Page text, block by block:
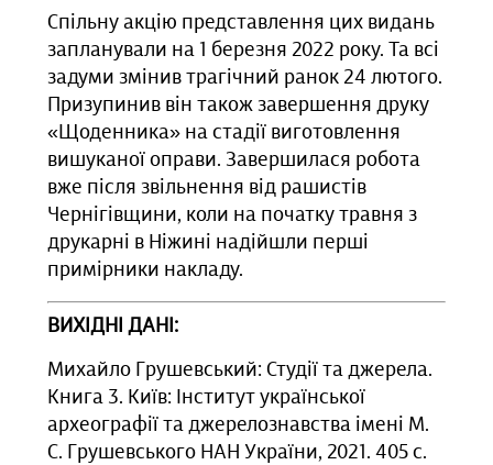
Спільну акцію представлення цих видань
запланували на 1 березня 2022 року. Та всі
задуми змінив трагічний ранок 24 лютого.
Призупинив він також завершення друку
«Щоденника» на стадії виготовлення
вишуканої оправи. Завершилася робота
вже після звільнення від рашистів
Чернігівщини, коли на початку травня з
друкарні в Ніжині надійшли перші
примірники накладу.
ВИХІДНІ ДАНІ:
Михайло Грушевський: Студії та джерела.
Книга 3. Київ: Інститут української
археографії та джерелознавства імені М.
С. Грушевського НАН України, 2021. 405 с.